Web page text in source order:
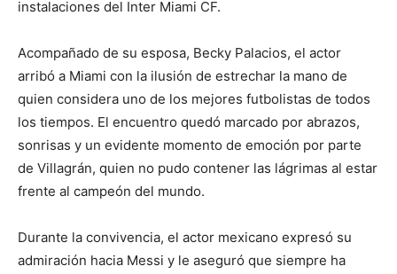
instalaciones del Inter Miami CF.
Acompañado de su esposa, Becky Palacios, el actor
arribó a Miami con la ilusión de estrechar la mano de
quien considera uno de los mejores futbolistas de todos
los tiempos. El encuentro quedó marcado por abrazos,
sonrisas y un evidente momento de emoción por parte
de Villagrán, quien no pudo contener las lágrimas al estar
frente al campeón del mundo.
Durante la convivencia, el actor mexicano expresó su
admiración hacia Messi y le aseguró que siempre ha